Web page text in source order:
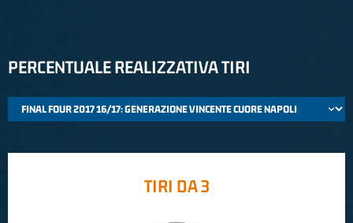
PERCENTUALE REALIZZATIVA TIRI
TIRI DA 3